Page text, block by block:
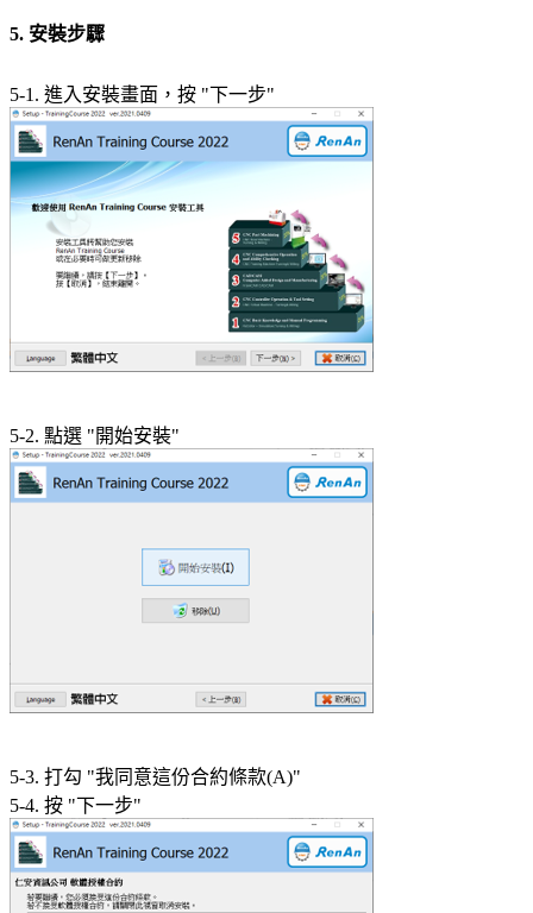
5. 安裝步驟
5-1. 進入安裝畫面，按 "下一步"
5-2. 點選 "開始安裝"
5-3. 打勾 "我同意這份合約條款(A)"
5-4. 按 "下一步"